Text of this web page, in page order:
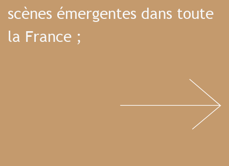
scènes émergentes dans toute
la France ;